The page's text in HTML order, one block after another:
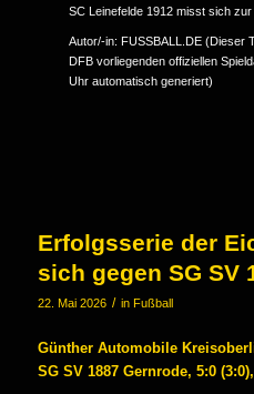
SC Leinefelde 1912 misst sich
Autor/-in: FUSSBALL.DE (Dieser
DFB vorliegenden offiziellen
Uhr automatisch generiert)
Erfolgsserie der
sich gegen SG SV
22. Mai 2026 / in Fußball
Günther Automobile
SG SV 1887 Gernrode, 5:0